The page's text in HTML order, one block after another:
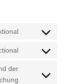
Consent
Consent
service
der
Consent